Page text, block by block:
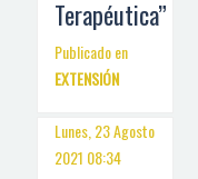
Terapéutica”
Publicado en
EXTENSIÓN
Lunes, 23 Agosto
2021 08:34